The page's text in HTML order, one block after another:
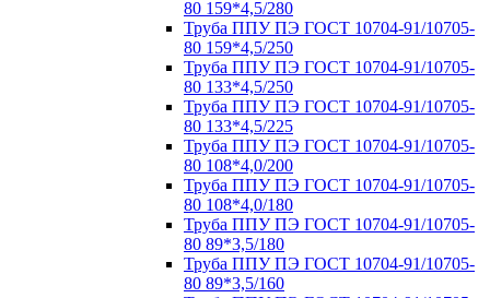
80 159*4,5/280
Труба ППУ ПЭ ГОСТ 10704-91/10705-
80 159*4,5/250
Труба ППУ ПЭ ГОСТ 10704-91/10705-
80 133*4,5/250
Труба ППУ ПЭ ГОСТ 10704-91/10705-
80 133*4,5/225
Труба ППУ ПЭ ГОСТ 10704-91/10705-
80 108*4,0/200
Труба ППУ ПЭ ГОСТ 10704-91/10705-
80 108*4,0/180
Труба ППУ ПЭ ГОСТ 10704-91/10705-
80 89*3,5/180
Труба ППУ ПЭ ГОСТ 10704-91/10705-
80 89*3,5/160